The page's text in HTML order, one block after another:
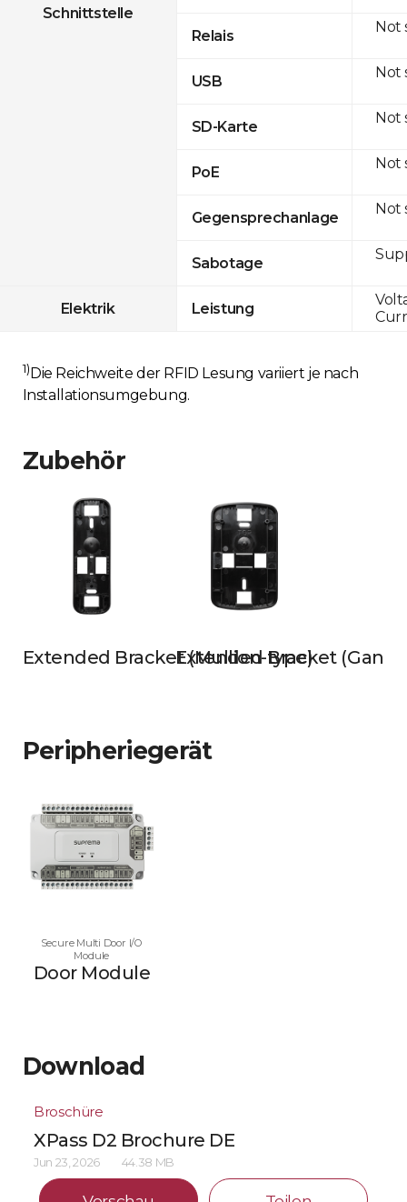
Schnittstelle
Relais
USB
SD-Karte
PoE
Gegensprechanlage
Sabotage
Elektrik Leistung
Not
Not
Not
Not
Not
1) Die Reichweite der RFID Lesung variiert je nach
Installationsumgebung.
Zubehör
Extended Bracket (Mullion-type)
Extended Bracket
Peripheriegerät
Secure Multi Door I/O
Module
Door Module
Download
Broschüre
XPass D2 Brochure DE
Jun 23, 2026 44.38 MB